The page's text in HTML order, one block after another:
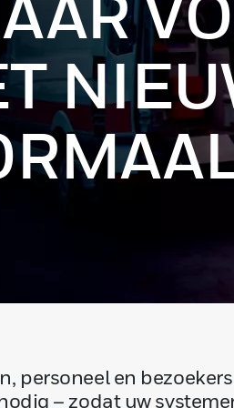
personeel en
– zodat uw